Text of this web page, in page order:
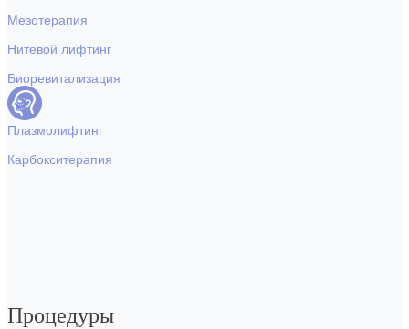
Мезотерапия
Нитевой лифтинг
Биоревитализация
Плазмолифтинг
Карбокситерапия
Процедуры